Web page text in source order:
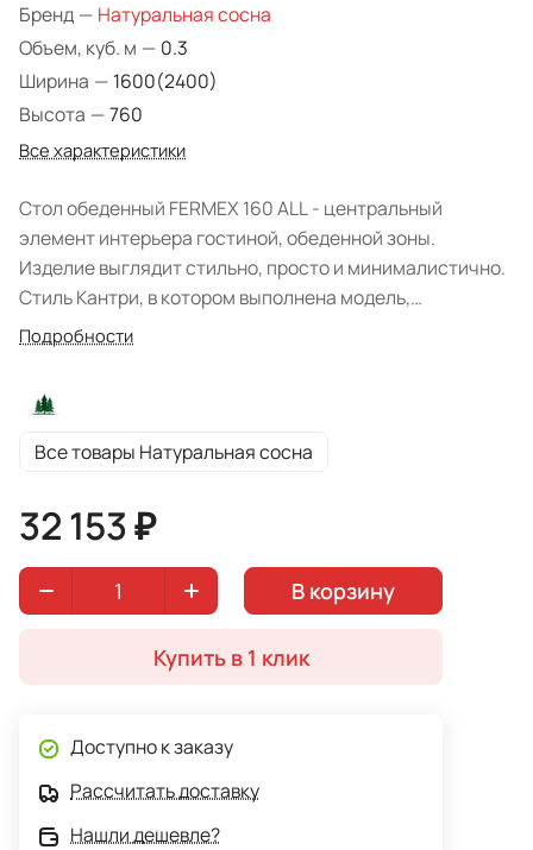
Бренд — Натуральная сосна
Объем, куб. м — 0.3
Ширина — 1600(2400)
Высота —760
Все характеристики
Стол обеденный FERMEX 160 ALL - центральный
элемент интерьера гостиной, обеденной зоны.
Изделие выглядит стильно, просто и минималистично.
Стиль Кантри, в котором выполнена модель,
характеризуется использованием натуральных
из прочного массива сосны. Отделка- воск. При
необходимости Вы можете увеличить столешницу, для
размещения гостей, на 800 мм, что придает столу
"Натуральная сосна". Естественный оттенок,
натуральный материал и прочная конструкция не
оставят равнодушными любителей экологичности.
Подробности
Все товары Натуральная сосна
32 153 ₽
В корзину
Купить в 1 клик
Доступно к заказу
Рассчитать доставку
Нашли дешевле?